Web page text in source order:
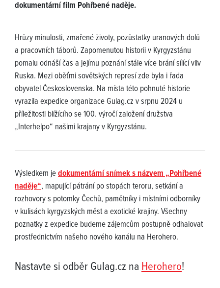
dokumentární film Pohřbené naděje.
Hrůzy minulosti, zmařené životy, pozůstatky uranových dolů
a pracovních táborů. Zapomenutou historii v Kyrgyzstánu
pomalu odnáší čas a jejímu poznání stále více brání sílící vliv
Ruska. Mezi oběťmi sovětských represí zde byla i řada
obyvatel Československa. Na místa této pohnuté historie
vyrazila expedice organizace Gulag.cz v srpnu 2024 u
příležitosti blížícího se 100. výročí založení družstva
„Interhelpo“ našimi krajany v Kyrgyzstánu.
Výsledkem jedokumentární snímek s názvem „Pohřbené
naděje“, mapující pátrání po stopách teroru, setkání a
rozhovory s potomky Čechů, pamětníky i místními odborníky
v kulisách kyrgyzských měst a exotické krajiny. Všechny
poznatky z expedice budeme zájemcům postupně odhalovat
prostřednictvím našeho nového kanálu na Herohero.
Nastavte si odběr Gulag.cz na Herohero!